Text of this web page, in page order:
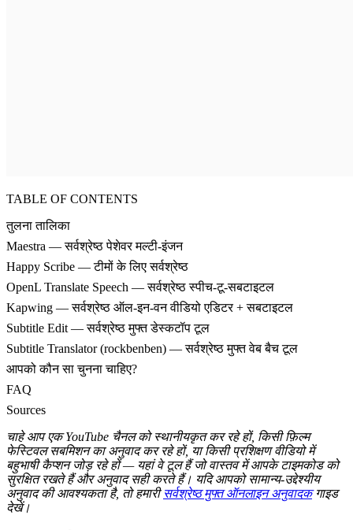
TABLE OF CONTENTS
तुलना तालिका
Maestra — सर्वश्रेष्ठ पेशेवर मल्टी-इंजन
Happy Scribe — टीमों के लिए सर्वश्रेष्ठ
OpenL Translate Speech — सर्वश्रेष्ठ स्पीच-टू-सबटाइटल
Kapwing — सर्वश्रेष्ठ ऑल-इन-वन वीडियो एडिटर + सबटाइटल
Subtitle Edit — सर्वश्रेष्ठ मुफ्त डेस्कटॉप टूल
Subtitle Translator (rockbenben) — सर्वश्रेष्ठ मुफ्त वेब बैच टूल
आपको कौन सा चुनना चाहिए?
FAQ
Sources
चाहे आप एक YouTube चैनल को स्थानीयकृत कर रहे हों, किसी फ़िल्म
फेस्टिवल सबमिशन का अनुवाद कर रहे हों, या किसी प्रशिक्षण वीडियो में
बहुभाषी कैप्शन जोड़ रहे हों — यहां वे टूल हैं जो वास्तव में आपके टाइमकोड को
सुरक्षित रखते हैं और अनुवाद सही करते हैं। यदि आपको सामान्य-उद्देश्यीय
अनुवाद की आवश्यकता है, तो हमारीसर्वश्रेष्ठ मुफ्त ऑनलाइन अनुवादकगाइड
देखें।